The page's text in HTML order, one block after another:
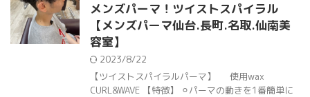
メンズパーマ！ツイストスパイラル
【メンズパーマ仙台.長町.名取.仙南美
容室】
2023/8/22
【ツイストスパイラルパーマ】 使用wax
CURL&WAVE 【特徴】 ⚪︎パーマの動きを1番簡単に